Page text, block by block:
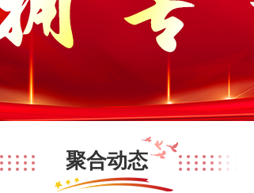
利企查询
聚合动态